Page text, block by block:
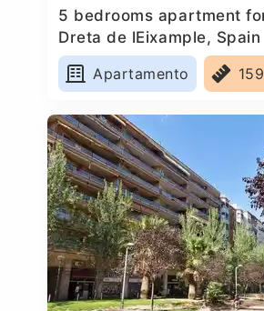
5 bedrooms apartment
Dreta de lEixample, Spain
Apartamento